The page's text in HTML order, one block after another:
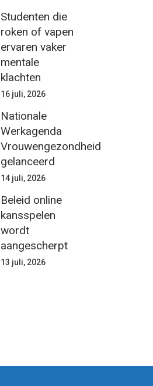
Studenten die
roken of vapen
ervaren vaker
mentale
klachten
16 juli, 2026
Nationale
Werkagenda
Vrouwengezondheid
gelanceerd
14 juli, 2026
Beleid online
kansspelen
wordt
aangescherpt
13 juli, 2026